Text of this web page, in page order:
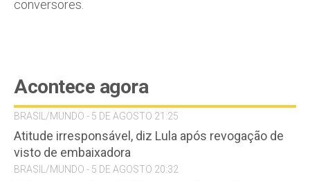
conversores.
Acontece agora
BRASIL/MUNDO - 5 DE AGOSTO 21:25
Atitude irresponsável, diz Lula após revogação de
visto de embaixadora
BRASIL/MUNDO - 5 DE AGOSTO 20:32